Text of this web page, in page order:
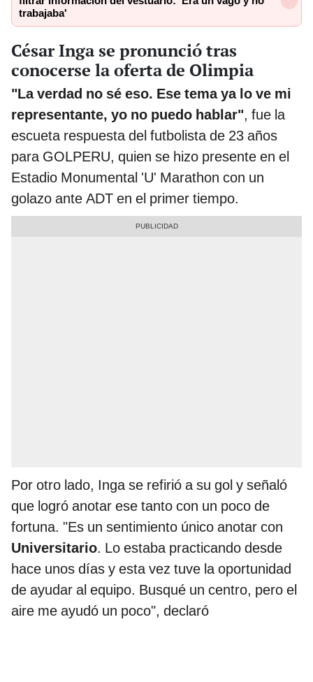
trabajaba'
César Inga se pronunció tras
conocerse la oferta de Olimpia
"La verdad no sé eso. Ese tema ya lo ve mi
representante, yo no puedo hablar", fue la
escueta respuesta del futbolista de 23 años
para GOLPERU, quien se hizo presente en el
Estadio Monumental 'U' Marathon con un
golazo ante ADT en el primer tiempo.
Por otro lado, Inga se refirió a su gol y señaló
que logró anotar ese tanto con un poco de
fortuna. "Es un sentimiento único anotar con
Universitario. Lo estaba practicando desde
hace unos días y esta vez tuve la oportunidad
de ayudar al equipo. Busqué un centro, pero el
aire me ayudó un poco", declaró